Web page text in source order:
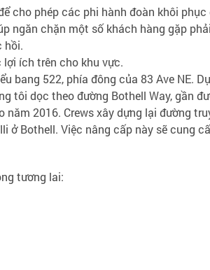
cho phép các phi hành đoàn khôi
ngăn chặn một số khách hàng gặp
hồi.
ích trên cho khu vực.
522, phía đông của 83 Ave NE.
tôi dọc theo đường Bothell Way, gần
2016. Crews xây dựng lại đường
Bothell. Việc nâng cấp này sẽ cung
tương lai: